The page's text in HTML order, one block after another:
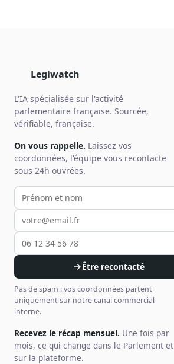
Legiwatch
L'IA spécialisée sur l'activité
parlementaire française. Sourcée,
vérifiable, française.
On vous rappelle. Laissez vos
coordonnées, l'équipe vous recontacte
sous 24h ouvrées.
Votre prénom et nom
Votre email
Votre téléphone
Être recontacté
Pas de spam : vos coordonnées partent
uniquement sur notre canal commercial
interne.
Recevez le récap mensuel. Une fois par
mois, ce qui change dans le Parlement et
sur la plateforme.